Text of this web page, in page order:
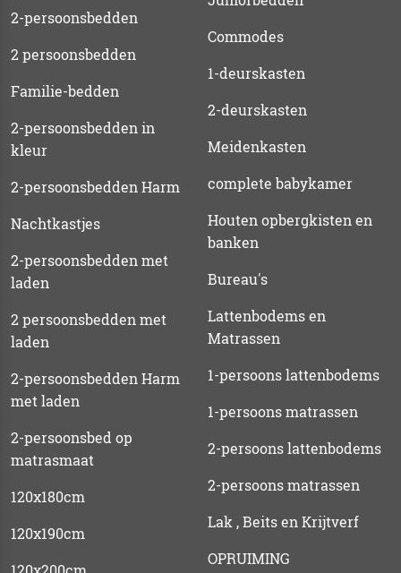
2-persoonsbedden
2 persoonsbedden
Familie-bedden
2-persoonsbedden in
kleur
2-persoonsbedden Harm
Nachtkastjes
2-persoonsbedden met
laden
2 persoonsbedden met
laden
2-persoonsbedden Harm
met laden
2-persoonsbed op
matrasmaat
120x180cm
120x190cm
Commodes
1-deurskasten
2-deurskasten
Meidenkasten
complete babykamer
Houten opbergkisten en
banken
Bureau's
Lattenbodems en
Matrassen
1-persoons lattenbodems
1-persoons matrassen
2-persoons lattenbodems
2-persoons matrassen
Lak , Beits en Krijtverf
OPRUIMING